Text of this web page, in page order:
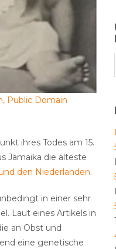
Public Domain
ihres Todes am 15.
Jamaika die älteste
den Niederlanden.
in einer sehr
Laut eines Artikels in
an Obst und
eine genetische